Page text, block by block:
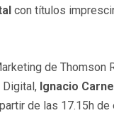
con títulos
de Thomson
Digital, Ignacio
de las 17.15h